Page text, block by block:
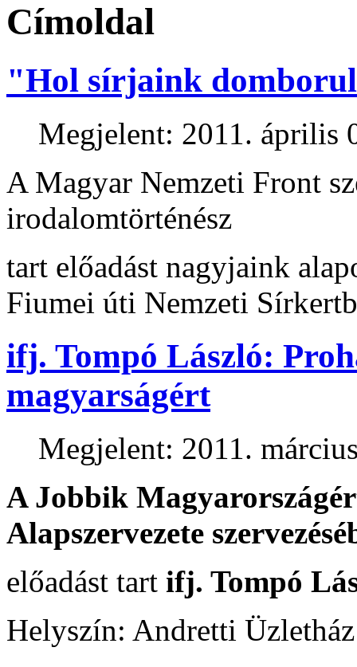
Címoldal
"Hol sírjaink
Megjelent: 2011. április
A Magyar Nemzeti Front
irodalomtörténész
tart előadást nagyjaink
Fiumei úti Nemzeti
ifj. Tompó László:
magyarságért
Megjelent: 2011.
A Jobbik
Alapszervezete
előadást tart ifj. Tompó
Helyszín: Andretti